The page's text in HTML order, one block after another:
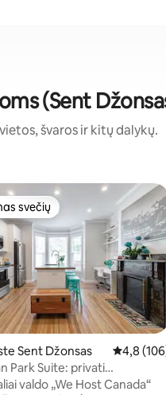
(Sent
švaros ir kitų dalykų.
iš 5, atsiliepimų: 128
svečių
svečių
Sent Džonsas Vidutinis
4,8
Park Suite: privati
stovėjimo aikštelė ir terasa
valdo „We Host Canada“